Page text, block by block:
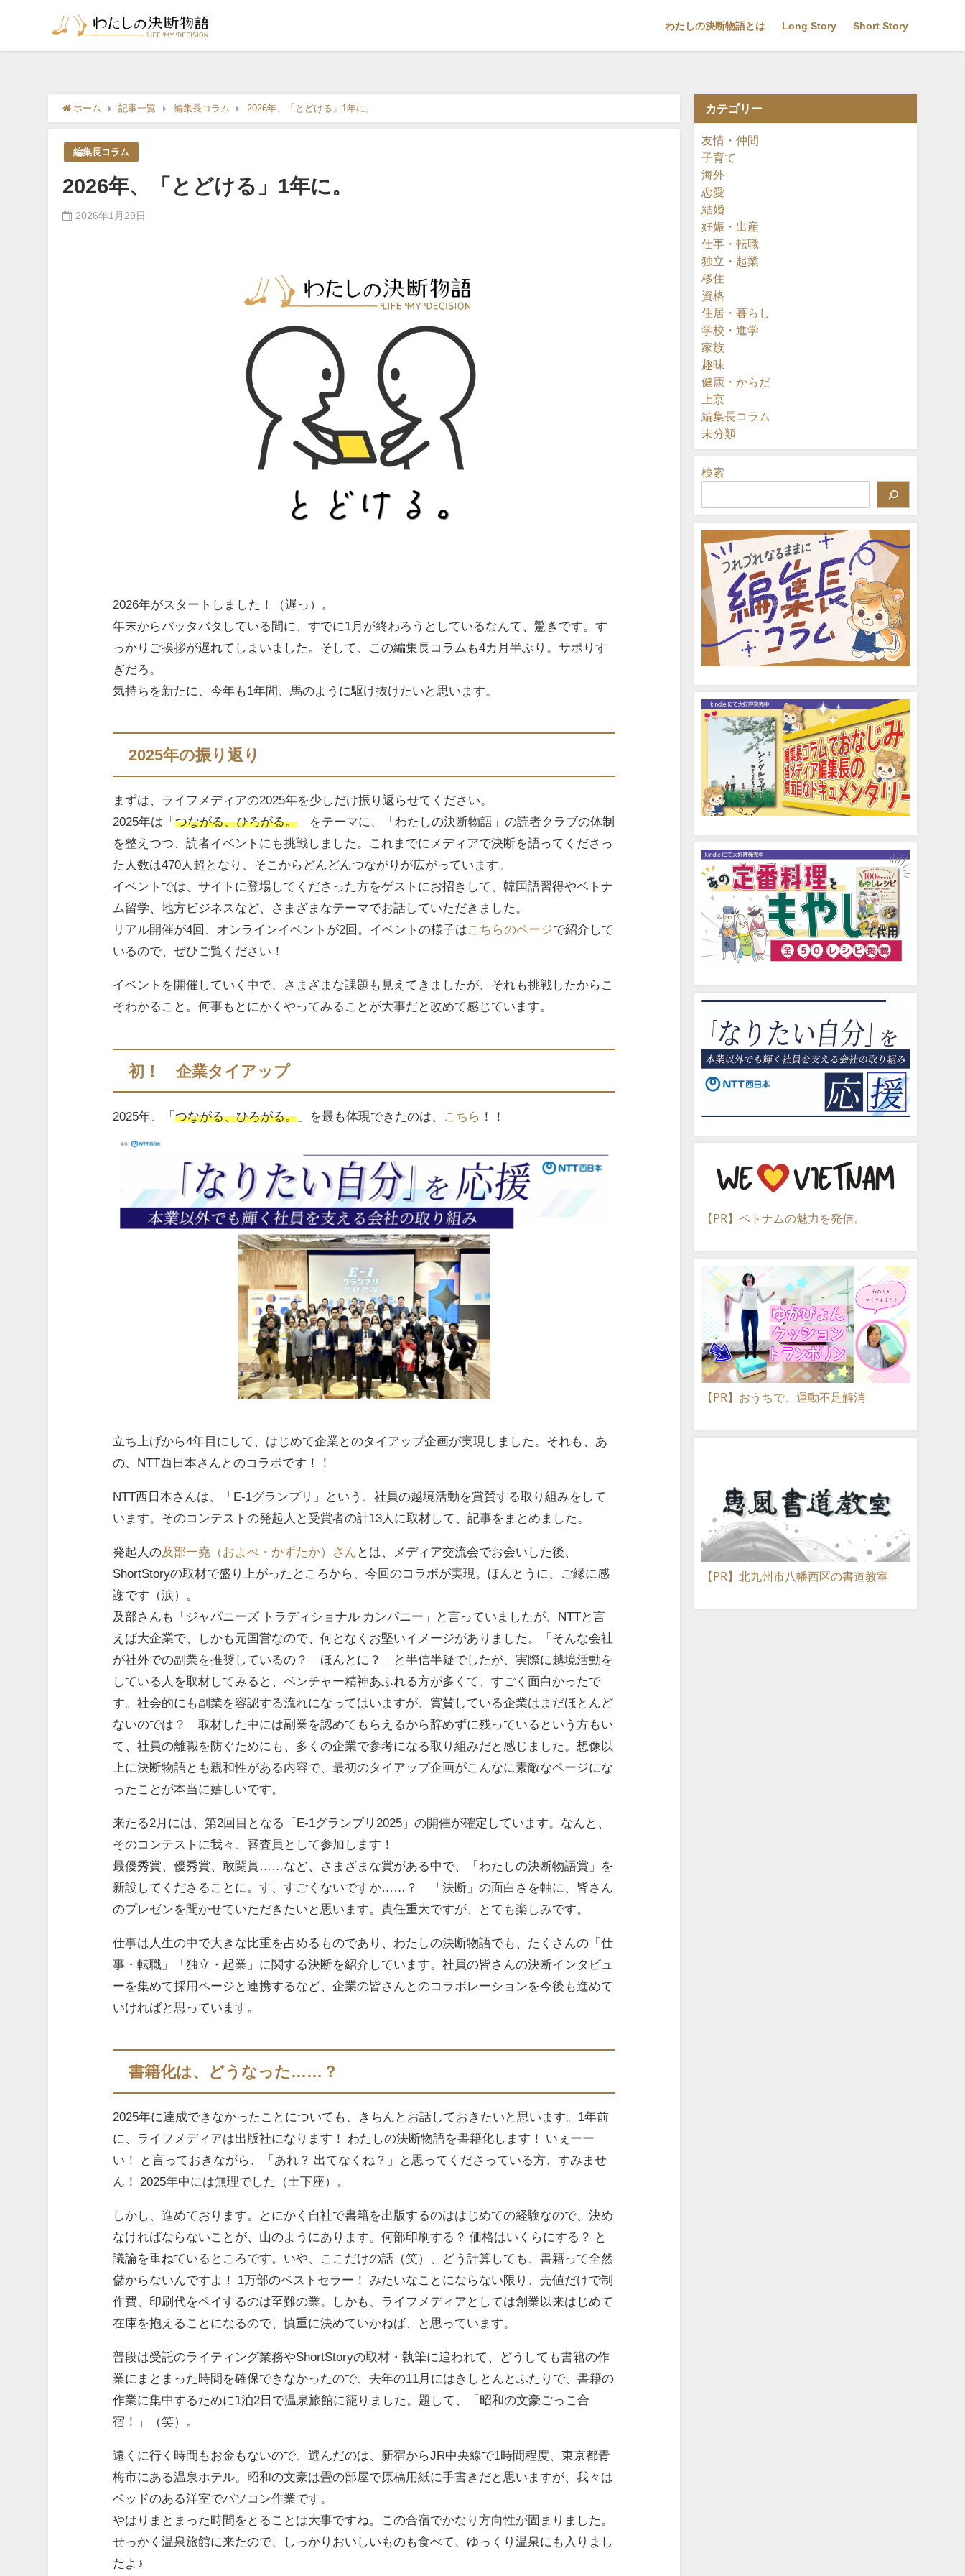
わたしの決断物語とは Long Story Short Story
ホーム 記事一覧 編集長コラム 2026年、「とどける」1年に。
編集長コラム
2026年、「とどける」1年に。
2026年1月29日
2026年がスタートしました！（遅っ）。
年末からバッタバタしている間に、すでに1月が終わろうとしているなんて、驚きです。す
っかりご挨拶が遅れてしまいました。そして、この編集長コラムも4カ月半ぶり。サボりす
ぎだろ。
気持ちを新たに、今年も1年間、馬のように駆け抜けたいと思います。
2025年の振り返り
まずは、ライフメディアの2025年を少しだけ振り返らせてください。
2025年は「つながる、ひろがる。 」をテーマに、「わたしの決断物語」の読者クラブの体制
を整えつつ、読者イベントにも挑戦しました。これまでにメディアで決断を語ってくださっ
た人数は470人超となり、そこからどんどんつながりが広がっています。
イベントでは、サイトに登場してくださった方をゲストにお招きして、韓国語習得やベトナ
ム留学、地方ビジネスなど、さまざまなテーマでお話していただきました。
リアル開催が4回、オンラインイベントが2回。イベントの様子は こちらのページで紹介して
いるので、ぜひご覧ください！
イベントを開催していく中で、さまざまな課題も見えてきましたが、それも挑戦したからこ
そわかること。何事もとにかくやってみることが大事だと改めて感じています。
初！ 企業タイアップ
2025年、「つながる、ひろがる。 」を最も体現できたのは、 こちら ！！
立ち上げから4年目にして、はじめて企業とのタイアップ企画が実現しました。それも、あ
の、NTT西日本さんとのコラボです！！
NTT西日本さんは、「E-1グランプリ」という、社員の越境活動を賞賛する取り組みをして
います。そのコンテストの発起人と受賞者の計13人に取材して、記事をまとめました。
発起人の及部一堯（およべ・かずたか）さん とは、メディア交流会でお会いした後、
ShortStoryの取材で盛り上がったところから、今回のコラボが実現。ほんとうに、ご縁に感
謝です（涙）。
及部さんも「ジャパニーズ トラディショナル カンパニー」と言っていましたが、NTTと言
えば大企業で、しかも元国営なので、何となくお堅いイメージがありました。「そんな会社
が社外での副業を推奨しているの？ ほんとに？」と半信半疑でしたが、実際に越境活動を
している人を取材してみると、ベンチャー精神あふれる方が多くて、すごく面白かったで
す。社会的にも副業を容認する流れになってはいますが、賞賛している企業はまだほとんど
ないのでは？ 取材した中には副業を認めてもらえるから辞めずに残っているという方もい
て、社員の離職を防ぐためにも、多くの企業で参考になる取り組みだと感じました。想像以
上に決断物語とも親和性がある内容で、最初のタイアップ企画がこんなに素敵なページにな
ったことが本当に嬉しいです。
来たる2月には、第2回目となる「E-1グランプリ2025」の開催が確定しています。なんと、
そのコンテストに我々、審査員として参加します！
最優秀賞、優秀賞、敢闘賞……など、さまざまな賞がある中で、「わたしの決断物語賞」を
新設してくださることに。す、すごくないですか……？ 「決断」の面白さを軸に、皆さん
のプレゼンを聞かせていただきたいと思います。責任重大ですが、とても楽しみです。
仕事は人生の中で大きな比重を占めるものであり、わたしの決断物語でも、たくさんの「仕
事・転職」「独立・起業」に関する決断を紹介しています。社員の皆さんの決断インタビュ
ーを集めて採用ページと連携するなど、企業の皆さんとのコラボレーションを今後も進めて
いければと思っています。
書籍化は、どうなった……？
2025年に達成できなかったことについても、きちんとお話しておきたいと思います。1年前
に、ライフメディアは出版社になります！ わたしの決断物語を書籍化します！ いぇーー
い！ と言っておきながら、「あれ？ 出てなくね？」と思ってくださっている方、すみませ
ん！ 2025年中には無理でした（土下座）。
しかし、進めております。とにかく自社で書籍を出版するのははじめての経験なので、決め
なければならないことが、山のようにあります。何部印刷する？ 価格はいくらにする？ と
議論を重ねているところです。いや、ここだけの話（笑）、どう計算しても、書籍って全然
儲からないんですよ！ 1万部のベストセラー！ みたいなことにならない限り、売値だけで制
作費、印刷代をペイするのは至難の業。しかも、ライフメディアとしては創業以来はじめて
在庫を抱えることになるので、慎重に決めていかねば、と思っています。
普段は受託のライティング業務やShortStoryの取材・執筆に追われて、どうしても書籍の作
業にまとまった時間を確保できなかったので、去年の11月にはきしとんとふたりで、書籍の
作業に集中するために1泊2日で温泉旅館に籠りました。題して、「昭和の文豪ごっこ合
宿！」（笑）。
遠くに行く時間もお金もないので、選んだのは、新宿からJR中央線で1時間程度、東京都青
梅市にある温泉ホテル。昭和の文豪は畳の部屋で原稿用紙に手書きだと思いますが、我々は
ベッドのある洋室でパソコン作業です。
やはりまとまった時間をとることは大事ですね。この合宿でかなり方向性が固まりました。
せっかく温泉旅館に来たので、しっかりおいしいものも食べて、ゆっくり温泉にも入りまし
たよ♪
カテゴリー
友情・仲間
子育て
海外
恋愛
結婚
妊娠・出産
仕事・転職
独立・起業
移住
資格
住居・暮らし
学校・進学
家族
趣味
健康・からだ
上京
編集長コラム
未分類
検索
【PR】ベトナムの魅力を発信。
【PR】おうちで、運動不足解消
【PR】北九州市八幡西区の書道教室